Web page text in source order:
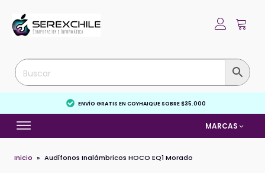
ENVÍO GRATIS EN COYHAIQUE SOBRE $35.000
MARCAS
Inicio » Audífonos Inalámbricos HOCO EQ1 Morado